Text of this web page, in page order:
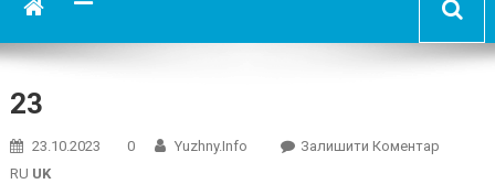
23
23.10.2023 0 Yuzhny.info Залишити КоментарOn
RU UK